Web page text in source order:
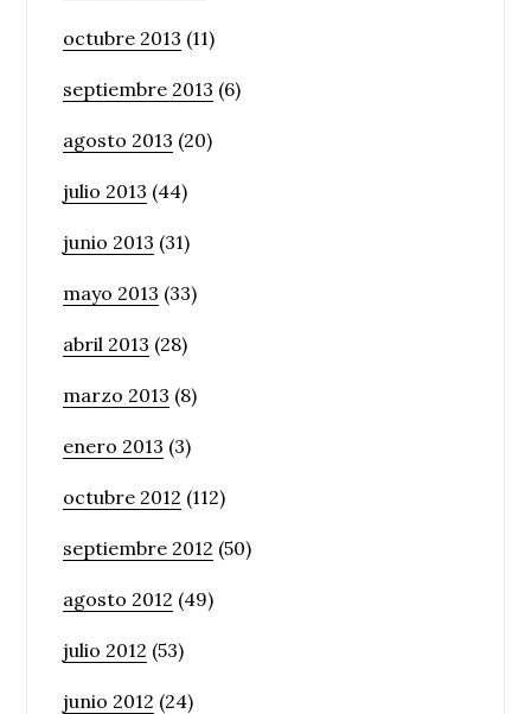
octubre 2013 (11)
septiembre 2013 (6)
agosto 2013 (20)
julio 2013 (44)
junio 2013 (31)
mayo 2013 (33)
abril 2013 (28)
marzo 2013 (8)
enero 2013 (3)
octubre 2012 (112)
septiembre 2012 (50)
agosto 2012 (49)
julio 2012 (53)
junio 2012 (24)